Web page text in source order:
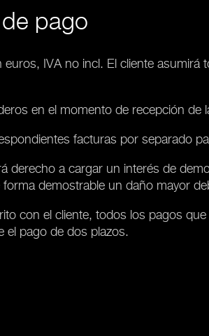
pago
IVA no incl. El cliente
en el momento de recepción
facturas por separado
derecho a cargar un interés de
demostrable un daño mayor
con el cliente, todos los pagos
el pago de dos plazos.